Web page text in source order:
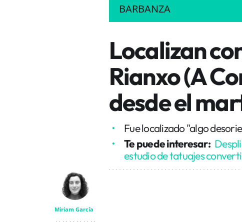
BARBANZA
Localizan
Rianxo (A
desde el
Fue localizado "algo
Te puede interesar:
estudio de tatuajes
Miriam García